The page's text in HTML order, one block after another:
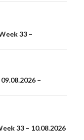
33 –
–
33 – 10.08.2026